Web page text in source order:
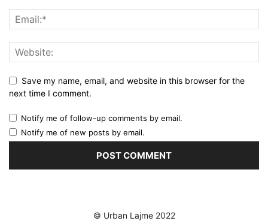
Save my name, email, and website in this browser for the
next time I comment.
Notify me of follow-up comments by email.
Notify me of new posts by email.
© Urban Lajme 2022